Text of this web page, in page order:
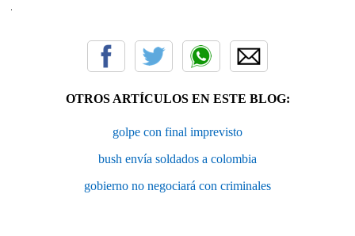
OTROS ARTÍCULOS EN ESTE BLOG:
golpe con final imprevisto
bush envía soldados a colombia
gobierno no negociará con criminales